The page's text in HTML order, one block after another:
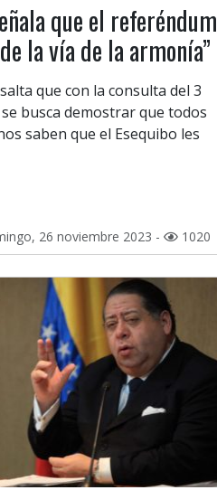
que el referéndum
la vía de la armonía”
que con la consulta del 3
busca demostrar que todos
saben que el Esequibo les
26 noviembre 2023 - 1020